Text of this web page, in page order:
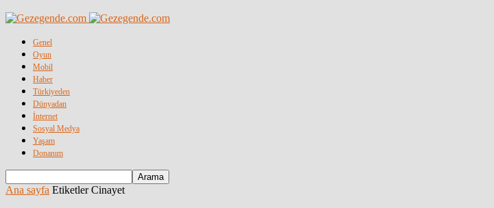
Genel
Oyun
Mobil
Haber
Türkiyeden
Dünyadan
İnternet
Sosyal Medya
Yaşam
Donanım
Ana sayfa Etiketler Cinayet